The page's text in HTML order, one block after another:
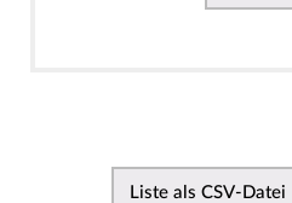
Liste als CSV-Datei